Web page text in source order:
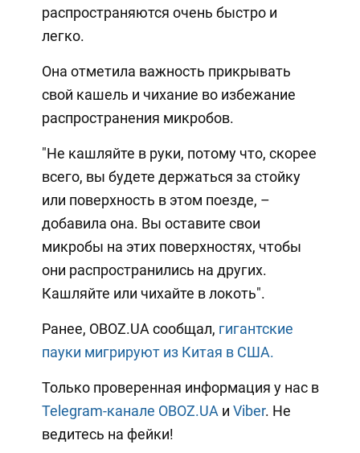
распространяются очень быстро и
легко.
Она отметила важность прикрывать
свой кашель и чихание во избежание
распространения микробов.
"Не кашляйте в руки, потому что, скорее
всего, вы будете держаться за стойку
или поверхность в этом поезде, –
добавила она. Вы оставите свои
микробы на этих поверхностях, чтобы
они распространились на других.
Кашляйте или чихайте в локоть".
Ранее, OBOZ.UA сообщал, гигантские
пауки мигрируют из Китая в США.
Только проверенная информация у нас в
Telegram-канале OBOZ.UA и Viber. Не
ведитесь на фейки!